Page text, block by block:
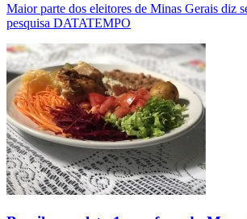
Maior parte dos eleitores de Minas Gerais diz
pesquisa DATATEMPO